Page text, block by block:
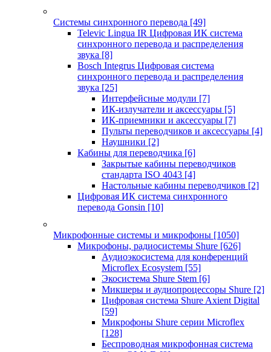
Системы синхронного перевода [49]
Televic Lingua IR Цифровая ИК система
синхронного перевода и распределения
звука [8]
Bosch Integrus Цифровая система
синхронного перевода и распределения
звука [25]
Интерфейсные модули [7]
ИК-излучатели и аксессуары [5]
ИК-приемники и аксессуары [7]
Пульты переводчиков и аксессуары [4]
Наушники [2]
Кабины для переводчика [6]
Закрытые кабины переводчиков
стандарта ISO 4043 [4]
Настольные кабины переводчиков [2]
Цифровая ИК система синхронного
перевода Gonsin [10]
Микрофонные системы и микрофоны [1050]
Микрофоны, радиосистемы Shure [626]
Аудиоэкосистема для конференций
Microflex Ecosystem [55]
Экосистема Shure Stem [6]
Микшеры и аудиопроцессоры Shure [2]
Цифровая система Shure Axient Digital
[59]
Микрофоны Shure серии Microflex
[128]
Беспроводная микрофонная система